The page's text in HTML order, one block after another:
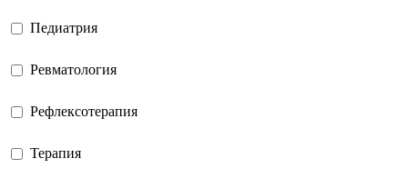
Педиатрия
Ревматология
Рефлексотерапия
Терапия